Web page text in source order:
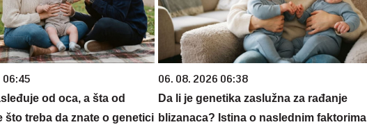
06:45
od oca, a šta od
što treba da znate o genetici
06. 08. 2026 06:38
Da li je genetika zaslužna za rađanje
blizanaca? Istina o naslednim faktorima